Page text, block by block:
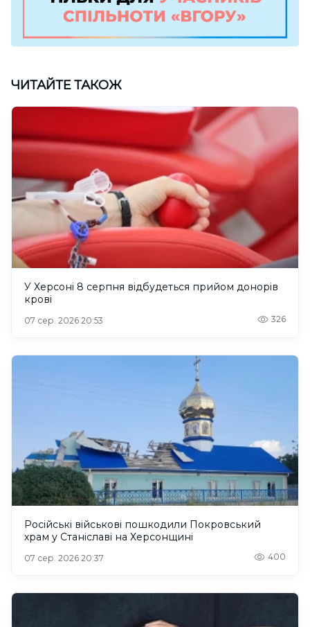
ЧИТАЙТЕ ТАКОЖ
У Херсоні 8 серпня відбудеться прийом донорів
крові
07 сер. 2026 20:53 326
Російські військові пошкодили Покровський
храм у Станіславі на Херсонщині
07 сер. 2026 20:37 400